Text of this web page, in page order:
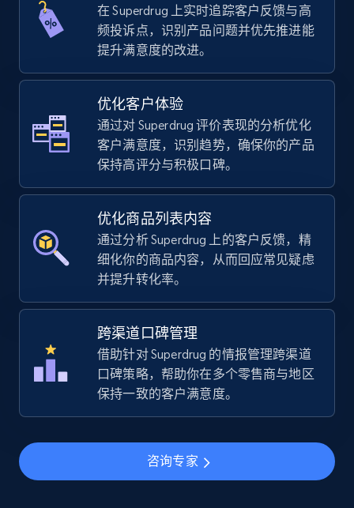
875+ 立即开始
TikTok Shop
URL, Title, Available, Description, Currency, Initial
price, Final price, Discount percent, and more.
TikTok Shop - category
URL, Title, Available, Description, Currency, Initial
667+ 立即开始
TikTok Shop - Collect TikTok shop products
by keywords search
URL, Title, Available, Description, Currency, Initial
在 Superdrug 上实时追踪客户反馈与高
频投诉点，识别产品问题并优先推进能
提升满意度的改进。
优化客户体验
通过对 Superdrug 评价表现的分析优化
客户满意度，识别趋势，确保你的产品
保持高评分与积极口碑。
优化商品列表内容
通过分析 Superdrug 上的客户反馈，精
细化你的商品内容，从而回应常见疑虑
并提升转化率。
跨渠道口碑管理
借助针对 Superdrug 的情报管理跨渠道
口碑策略，帮助你在多个零售商与地区
保持一致的客户满意度。
咨询专家